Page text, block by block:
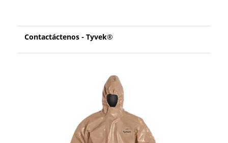
Contactáctenos - Tyvek®